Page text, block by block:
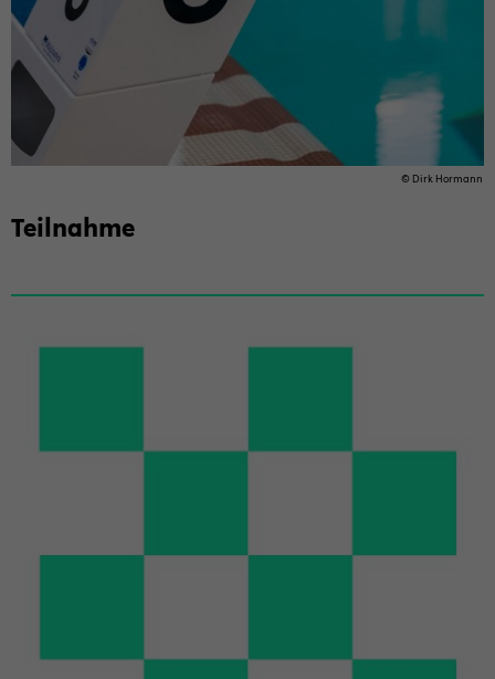
© Dirk Hor­mann
Teil­nah­me